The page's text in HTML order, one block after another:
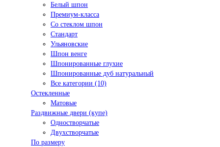
Белый шпон
Премиум-класса
Со стеклом шпон
Стандарт
Ульяновские
Шпон венге
Шпонированные глухие
Шпонированные дуб натуральный
Все категории (10)
Остекленные
Матовые
Раздвижные двери (купе)
Одностворчатые
Двухстворчатые
По размеру